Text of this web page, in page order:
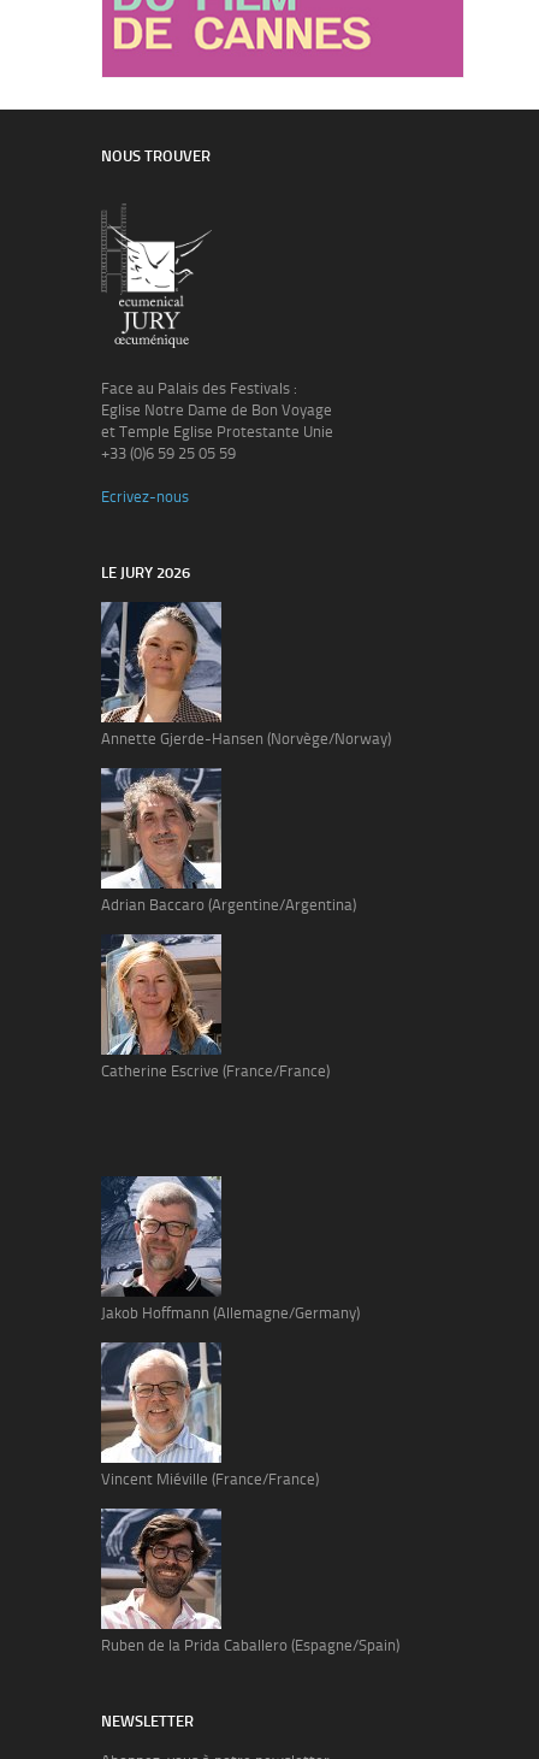
NOUS TROUVER
Face au Palais des Festivals :
Eglise Notre Dame de Bon Voyage
et Temple Eglise Protestante Unie
+33 (0)6 59 25 05 59
Ecrivez-nous
LE JURY 2026
Annette Gjerde-Hansen (Norvège/Norway)
Adrian Baccaro (Argentine/Argentina)
Catherine Escrive (France/France)
Jakob Hoffmann (Allemagne/Germany)
Vincent Miéville (France/France)
Ruben de la Prida Caballero (Espagne/Spain)
NEWSLETTER